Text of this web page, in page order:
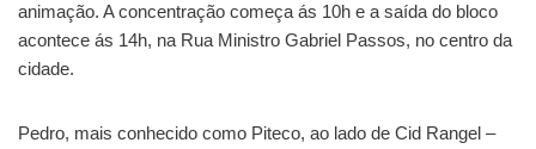
animação. A concentração começa ás 10h e a saída do bloco
acontece ás 14h, na Rua Ministro Gabriel Passos, no centro da
cidade.
Pedro, mais conhecido como Piteco, ao lado de Cid Rangel –